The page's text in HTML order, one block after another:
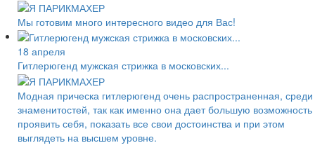
Мы готовим много интересного видео для Вас!
18 апреля
Гитлерюгенд мужская стрижка в московских...
Модная прическа гитлерюгенд очень распространенная, среди
знаменитостей, так как именно она дает большую возможность
проявить себя, показать все свои достоинства и при этом
выглядеть на высшем уровне.